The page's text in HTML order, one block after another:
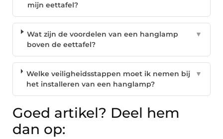
mijn eettafel?
Wat zijn de voordelen van een hanglamp
boven de eettafel?
▼
Welke veiligheidsstappen moet ik nemen bij
het installeren van een hanglamp?
▼
Goed artikel? Deel hem
dan op: